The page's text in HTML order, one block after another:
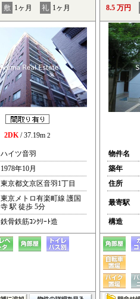
敷 1ヶ月 礼 1ヶ月
2DK/ 37.19m 2
ハイツ音羽
1978年10月
東京都文京区音羽1丁目
東京メトロ有楽町線 護国
寺 駅 徒歩 5分
鉄骨鉄筋ｺﾝｸﾘｰﾄ造
8.5 万円
物件名
築年
住所
最寄駅
構造